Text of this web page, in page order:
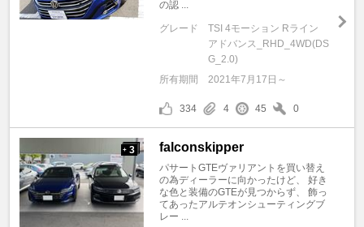
の認 ...
グレード
TSI 4モーション Rライン
アドバンス_RHD_4WD(DS
G_2.0)
所有期間
2021年7月17日～
334 4 45 0
+ 3 falconskipper
パサートGTEヴァリアントを買い替え
の為ディーラーに向かったけど、 好き
な色と装備のGTEが見つからず、 飾っ
てあったアルテオンシューティングブ
レー ...